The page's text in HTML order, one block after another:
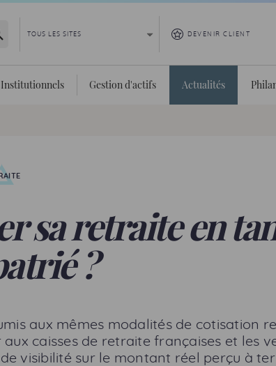
la recherche DEVENIR CLIENT
Institutionnels Gestion d'actifs Actualités
sa retraite en
?
aux mêmes modalités de cotisation
caisses de retraite françaises et les
visibilité sur le montant réel perçu à